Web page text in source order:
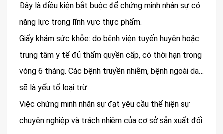
Đây là điều kiện bắt buộc để chứng minh nhân sự có
năng lực trong lĩnh vực thực phẩm.
Giấy khám sức khỏe: do bệnh viện tuyến huyện hoặc
trung tâm y tế đủ thẩm quyền cấp, có thời hạn trong
vòng 6 tháng. Các bệnh truyền nhiễm, bệnh ngoài da…
sẽ là yếu tố loại trừ.
Việc chứng minh nhân sự đạt yêu cầu thể hiện sự
chuyên nghiệp và trách nhiệm của cơ sở sản xuất đối